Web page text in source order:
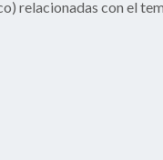
relacionadas con el